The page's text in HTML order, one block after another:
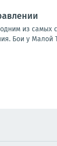
из
Бои у Малой